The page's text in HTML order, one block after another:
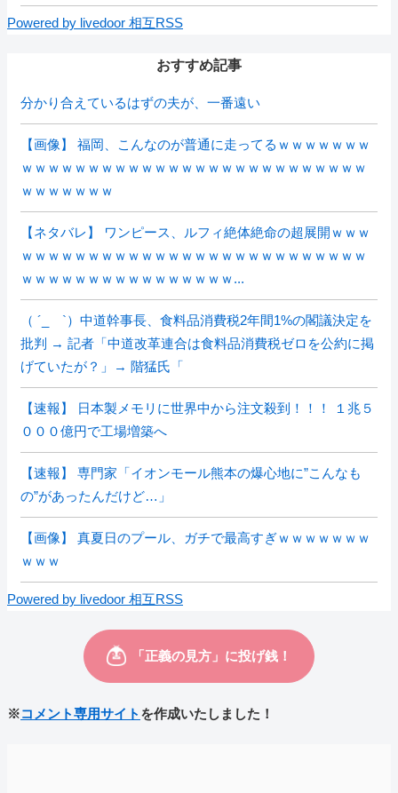
Powered by livedoor 相互RSS
おすすめ記事
分かり合えているはずの夫が、一番遠い
【画像】 福岡、こんなのが普通に走ってるｗｗｗｗｗｗｗ
ｗｗｗｗｗｗｗｗｗｗｗｗｗｗｗｗｗｗｗｗｗｗｗｗｗｗ
ｗｗｗｗｗｗｗ
【ネタバレ】 ワンピース、ルフィ絶体絶命の超展開ｗｗｗ
ｗｗｗｗｗｗｗｗｗｗｗｗｗｗｗｗｗｗｗｗｗｗｗｗｗｗ
ｗｗｗｗｗｗｗｗｗｗｗｗｗｗｗｗ...
（ ´_ゝ`）中道幹事長、食料品消費税2年間1%の閣議決定を
批判 → 記者「中道改革連合は食料品消費税ゼロを公約に掲
げていたが？」→ 階猛氏「
【速報】 日本製メモリに世界中から注文殺到！！！ １兆５
０００億円で工場増築へ
【速報】 専門家「イオンモール熊本の爆心地に”こんなも
の”があったんだけど…」
【画像】 真夏日のプール、ガチで最高すぎｗｗｗｗｗｗｗ
ｗｗｗ
Powered by livedoor 相互RSS
※コメント専用サイト を作成いたしました！